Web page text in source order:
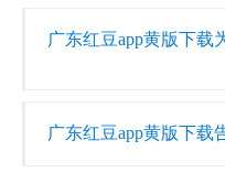
广东红豆app黄版下载
广东红豆app黄版下载